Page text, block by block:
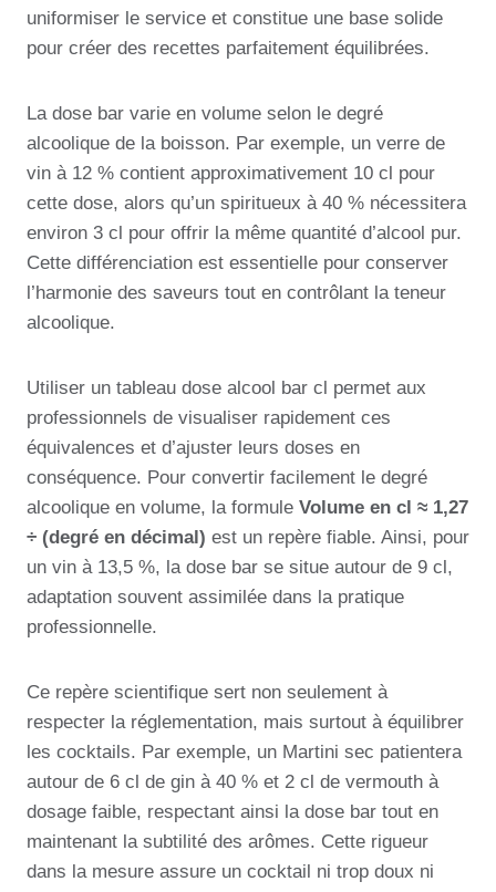
uniformiser le service et constitue une base solide
pour créer des recettes parfaitement équilibrées.
La dose bar varie en volume selon le degré
alcoolique de la boisson. Par exemple, un verre de
vin à 12 % contient approximativement 10 cl pour
cette dose, alors qu’un spiritueux à 40 % nécessitera
environ 3 cl pour offrir la même quantité d’alcool pur.
Cette différenciation est essentielle pour conserver
l’harmonie des saveurs tout en contrôlant la teneur
alcoolique.
Utiliser un tableau dose alcool bar cl permet aux
professionnels de visualiser rapidement ces
équivalences et d’ajuster leurs doses en
conséquence. Pour convertir facilement le degré
alcoolique en volume, la formule Volume en cl ≈ 1,27
÷ (degré en décimal) est un repère fiable. Ainsi, pour
un vin à 13,5 %, la dose bar se situe autour de 9 cl,
adaptation souvent assimilée dans la pratique
professionnelle.
Ce repère scientifique sert non seulement à
respecter la réglementation, mais surtout à équilibrer
les cocktails. Par exemple, un Martini sec patientera
autour de 6 cl de gin à 40 % et 2 cl de vermouth à
dosage faible, respectant ainsi la dose bar tout en
maintenant la subtilité des arômes. Cette rigueur
dans la mesure assure un cocktail ni trop doux ni